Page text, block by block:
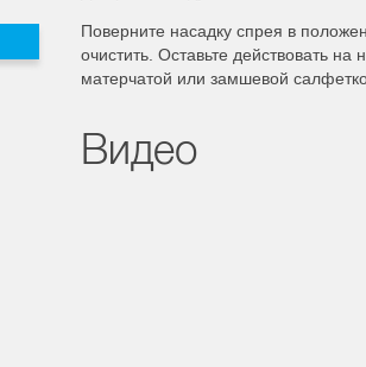
Поверните насадку спрея в
очистить. Оставьте действовать
матерчатой или замшевой
Видео